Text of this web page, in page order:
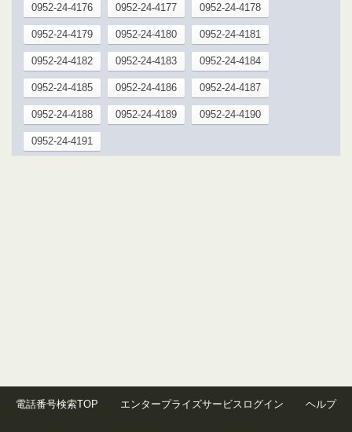
0952-24-4176 0952-24-4177 0952-24-4178
0952-24-4179 0952-24-4180 0952-24-4181
0952-24-4182 0952-24-4183 0952-24-4184
0952-24-4185 0952-24-4186 0952-24-4187
0952-24-4188 0952-24-4189 0952-24-4190
0952-24-4191
電話番号検索TOP エンタープライズサービスログイン ヘルプ